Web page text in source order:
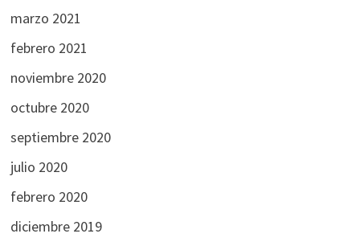
marzo 2021
febrero 2021
noviembre 2020
octubre 2020
septiembre 2020
julio 2020
febrero 2020
diciembre 2019